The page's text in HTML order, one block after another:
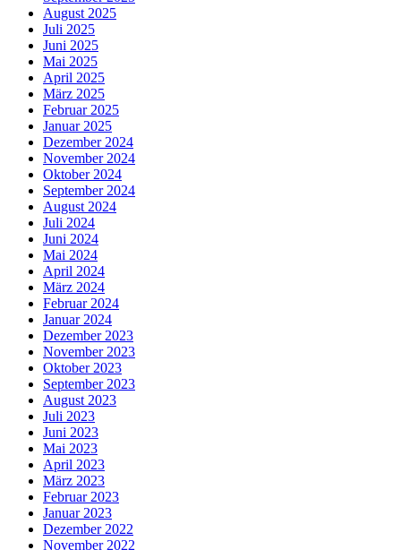
August 2025
Juli 2025
Juni 2025
Mai 2025
April 2025
März 2025
Februar 2025
Januar 2025
Dezember 2024
November 2024
Oktober 2024
September 2024
August 2024
Juli 2024
Juni 2024
Mai 2024
April 2024
März 2024
Februar 2024
Januar 2024
Dezember 2023
November 2023
Oktober 2023
September 2023
August 2023
Juli 2023
Juni 2023
Mai 2023
April 2023
März 2023
Februar 2023
Januar 2023
Dezember 2022
November 2022